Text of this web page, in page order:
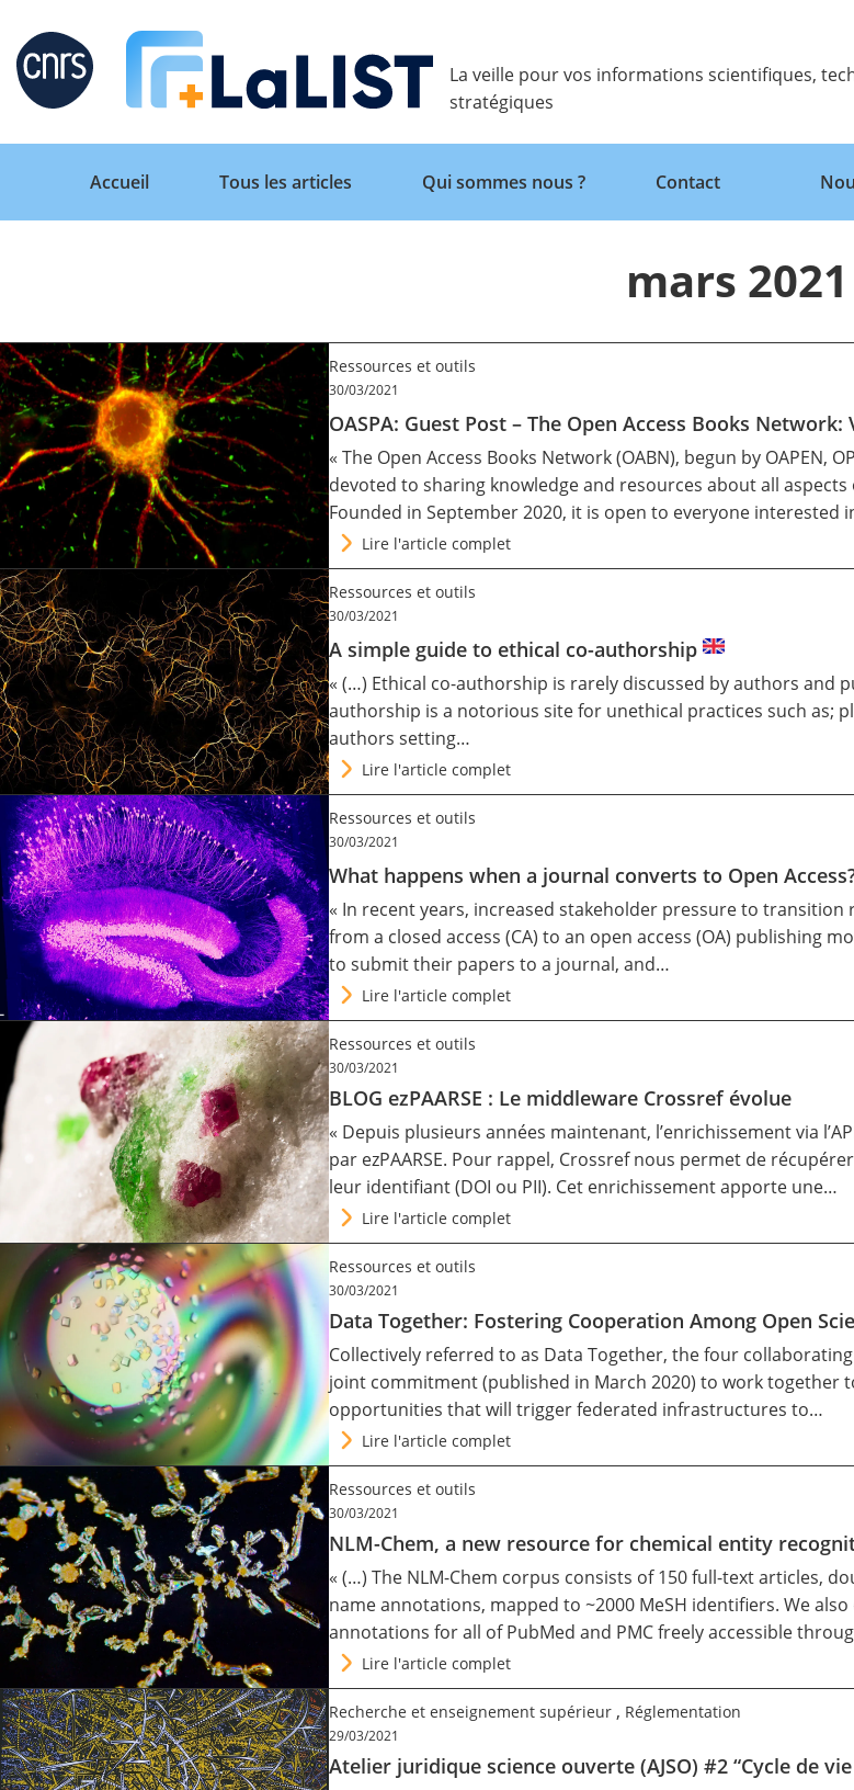
Retour
Tous les articles
Qui sommes nous ?
Contact
Nous suivre
La veille pour vos informations scientifiques,
stratégiques
Accueil Tous les articles Qui sommes nous ? Contact
mars 2021
Ressources et outils
30/03/2021
OASPA: Guest Post – The Open Access Books
« The Open Access Books Network (OABN), begun by OAPEN,
devoted to sharing knowledge and resources about all aspects
Founded in September 2020, it is open to everyone interested
Lire l'article complet
Ressources et outils
30/03/2021
A simple guide to ethical co-authorship
« (…) Ethical co-authorship is rarely discussed by authors and
authorship is a notorious site for unethical practices such as;
authors setting…
Lire l'article complet
Ressources et outils
30/03/2021
What happens when a journal converts to Open
« In recent years, increased stakeholder pressure to transition
from a closed access (CA) to an open access (OA) publishing
to submit their papers to a journal, and…
Lire l'article complet
Ressources et outils
30/03/2021
BLOG ezPAARSE : Le middleware Crossref évolue
« Depuis plusieurs années maintenant, l’enrichissement via
par ezPAARSE. Pour rappel, Crossref nous permet de
leur identifiant (DOI ou PII). Cet enrichissement apporte une…
Lire l'article complet
Ressources et outils
30/03/2021
Data Together: Fostering Cooperation Among Open
Collectively referred to as Data Together, the four collaborating
joint commitment(published in March 2020) to work together
opportunities that will trigger federated infrastructures to…
Lire l'article complet
Ressources et outils
30/03/2021
NLM-Chem, a new resource for chemical entity
« (…) The NLM-Chem corpus consists of 150 full-text articles,
name annotations, mapped to ~2000 MeSH identifiers. We
annotations for all of PubMed and PMC freely accessible
Lire l'article complet
Recherche et enseignement supérieur , Réglementation
29/03/2021
Atelier juridique science ouverte (AJSO) #2 “Cycle de